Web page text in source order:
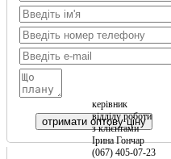
керівник
відділу роботи
з клієнтами
Ірина Гончар
(067) 405-07-23